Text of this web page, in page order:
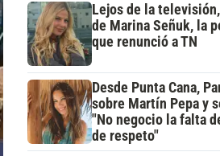
Lejos de la
de Marina Señuk, la
que renunció a TN
Desde Punta Cana,
sobre Martín Pepa y
"No negocio la falta
de respeto"